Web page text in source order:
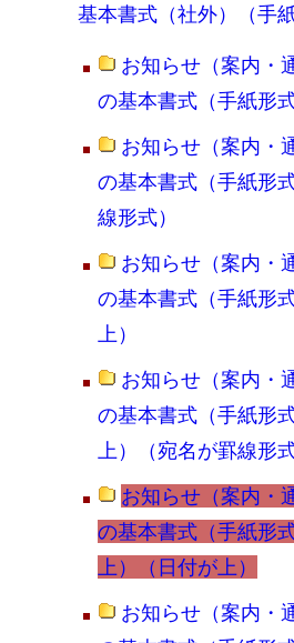
基本書式（社外）（手紙
お知らせ（案内・
の基本書式（手紙形
お知らせ（案内・
の基本書式（手紙形
線形式）
お知らせ（案内・
の基本書式（手紙形
上）
お知らせ（案内・
の基本書式（手紙形
上）（宛名が罫線形式
お知らせ（案内・
の基本書式（手紙形
上）（日付が上）
お知らせ（案内・